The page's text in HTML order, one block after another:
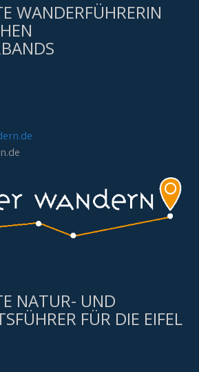
WANDERFÜHRERIN
NATUR- UND
FÜR DIE EIFEL